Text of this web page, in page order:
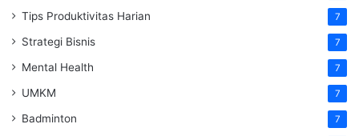
Tips Produktivitas Harian 7
Strategi Bisnis 7
Mental Health 7
UMKM 7
Badminton 7